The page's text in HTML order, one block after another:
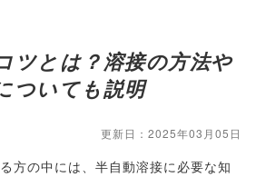
ツとは？溶接の方法や
ついても説明
更新日：2025年03月05日
方の中には、半自動溶接に必要な知